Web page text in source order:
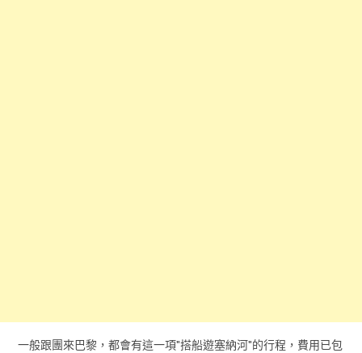
一般跟團來巴黎，都會有這一項"搭船遊塞納河"的行程，費用已包